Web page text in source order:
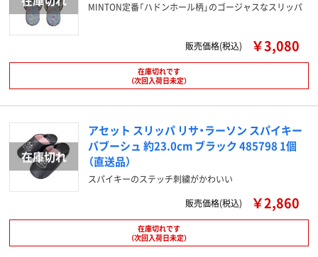
MINTON定番「ハドンホール柄」のゴージャスなスリッパ
販売価格(税込) ￥3,080
在庫切れです
（次回入荷日未定）
アセット スリッパ リサ・ラーソン スパイキー
バブーシュ 約23.0cm ブラック 485798 1個
（直送品）
スパイキーのステッチ刺繍がかわいい
販売価格(税込)
￥2,860
在庫切れです
（次回入荷日未定）